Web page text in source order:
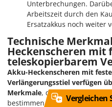
Unterbrechungen.
Arbeitszeit durch den
Ersatzakkus noch weiter
Technische
Heckenscheren mit
teleskopierbarem
Akku-Heckenscheren mit
Verlängerungsstiel verfügen
Merkmale, die ihre Effizienz
bestimmen. Jedes Detail, vom
Vergleichen